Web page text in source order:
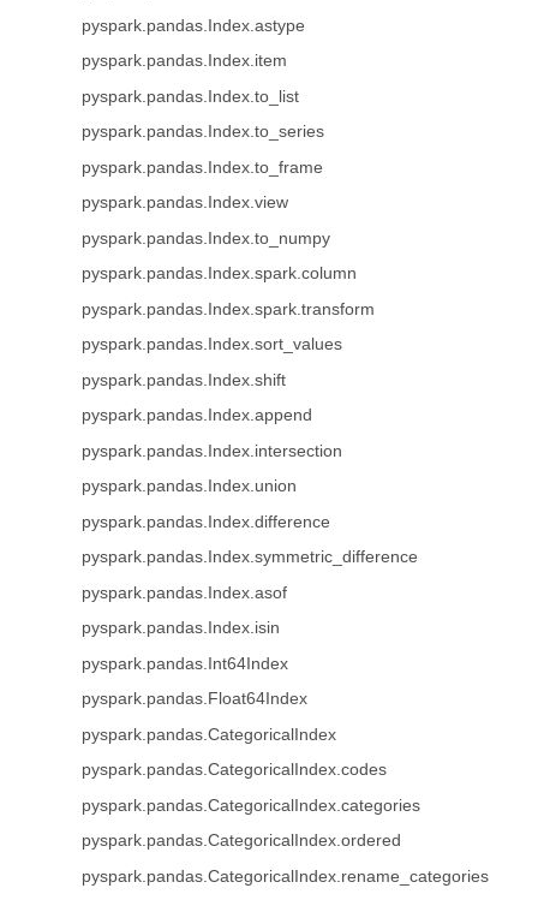
pyspark.pandas.Index.astype
pyspark.pandas.Index.item
pyspark.pandas.Index.to_list
pyspark.pandas.Index.to_series
pyspark.pandas.Index.to_frame
pyspark.pandas.Index.view
pyspark.pandas.Index.to_numpy
pyspark.pandas.Index.spark.column
pyspark.pandas.Index.spark.transform
pyspark.pandas.Index.sort_values
pyspark.pandas.Index.shift
pyspark.pandas.Index.append
pyspark.pandas.Index.intersection
pyspark.pandas.Index.union
pyspark.pandas.Index.difference
pyspark.pandas.Index.symmetric_difference
pyspark.pandas.Index.asof
pyspark.pandas.Index.isin
pyspark.pandas.Int64Index
pyspark.pandas.Float64Index
pyspark.pandas.CategoricalIndex
pyspark.pandas.CategoricalIndex.codes
pyspark.pandas.CategoricalIndex.categories
pyspark.pandas.CategoricalIndex.ordered
pyspark.pandas.CategoricalIndex.rename_categories